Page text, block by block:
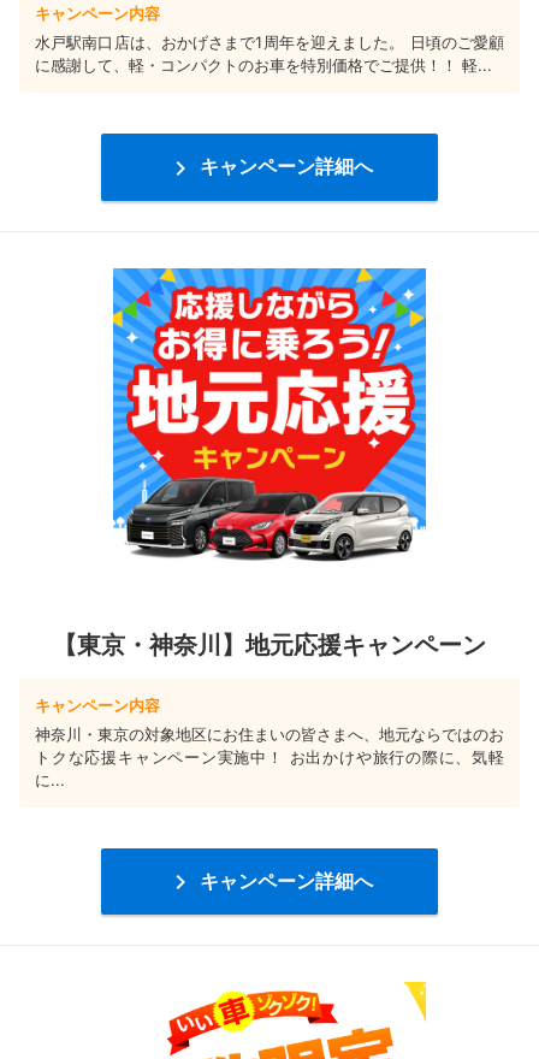
キャンペーン内容
水戸駅南口店は、おかげさまで1周年を迎えました。 日頃のご愛顧
に感謝して、軽・コンパクトのお車を特別価格でご提供！！ 軽...
 キャンペーン詳細へ
【東京・神奈川】地元応援キャンペーン
キャンペーン内容
神奈川・東京の対象地区にお住まいの皆さまへ、地元ならではのお
トクな応援キャンペーン実施中！ お出かけや旅行の際に、気軽
に...
 キャンペーン詳細へ